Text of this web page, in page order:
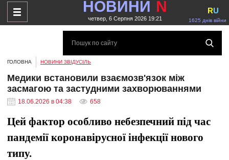
НОВИНИ N
четвер, 6 Серпня 2026 19:21 1625 днів війни
RU
ГОЛОВНА НОВИНИ ЗВІДУСІЛЬ
Медики встановили взаємозв'язок між
засмагою та застудними захворюваннями
18.06.2026 в 04:38 658
Цей фактор особливо небезпечний під час
пандемії коронавірусної інфекції нового
типу.